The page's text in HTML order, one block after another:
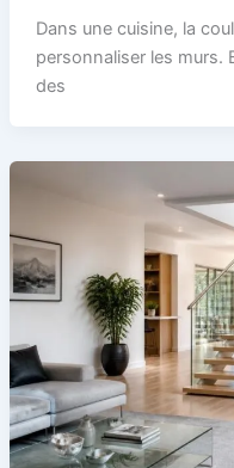
Dans une cuisine, la
personnaliser les murs.
des